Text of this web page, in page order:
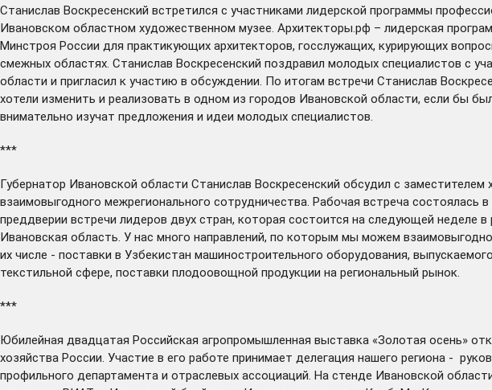
Станислав Воскресенский встретился с участниками лидерской программы
Ивановском областном художественном музее. Архитекторы.рф – лидерская
Минстроя России для практикующих архитекторов, госслужащих, курирующих
смежных областях. Станислав Воскресенский поздравил молодых специалистов с
области и пригласил к участию в обсуждении. По итогам встречи Станислав
хотели изменить и реализовать в одном из городов Ивановской области, если бы
внимательно изучат предложения и идеи молодых специалистов.
***
Губернатор Ивановской области Станислав Воскресенский обсудил с заместителем
взаимовыгодного межрегионального сотрудничества. Рабочая встреча состоялась
преддверии встречи лидеров двух стран, которая состоится на следующей неделе
Ивановская область. У нас много направлений, по которым мы можем
их числе - поставки в Узбекистан машиностроительного оборудования,
текстильной сфере, поставки плодоовощной продукции на региональный рынок.
***
Юбилейная двадцатая Российская агропромышленная выставка «Золотая осень»
хозяйства России. Участие в его работе принимает делегация нашего региона -
профильного департамента и отраслевых ассоциаций. На стенде Ивановской